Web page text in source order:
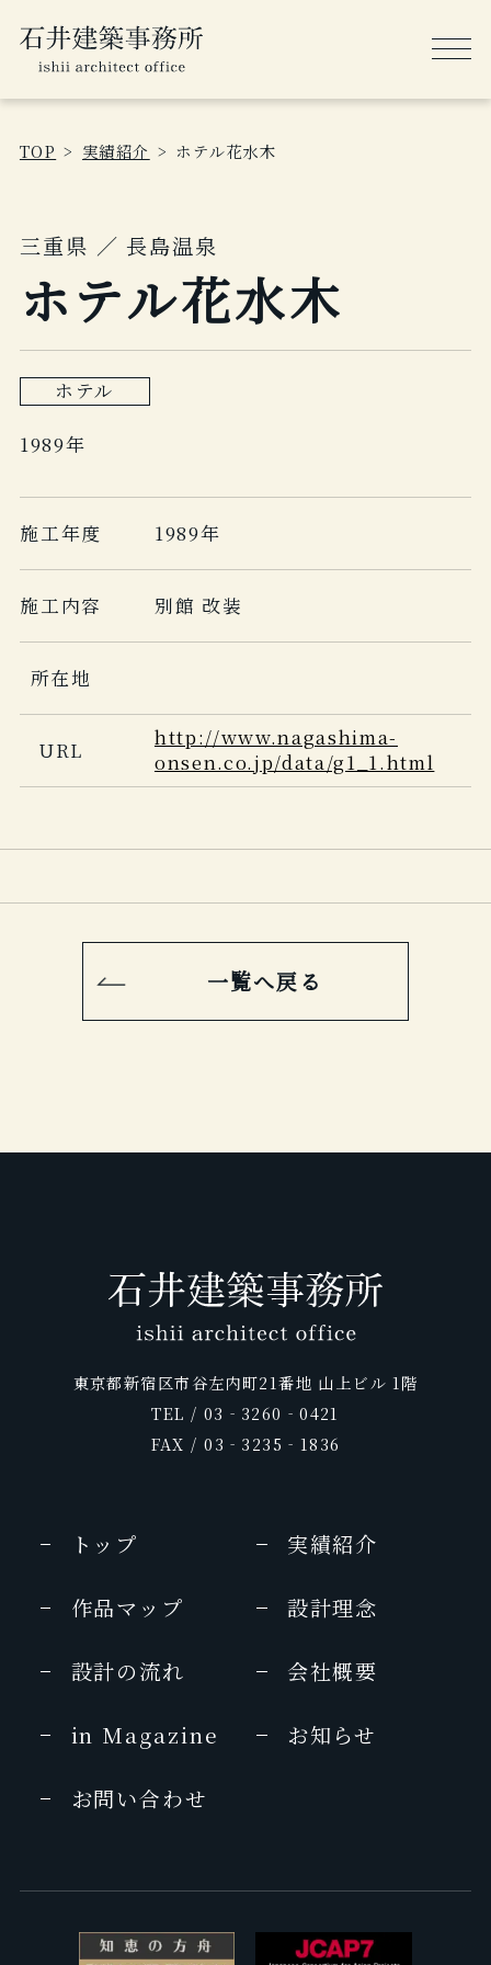
TOP 実績紹介 ホテル花水木
三重県 ／ 長島温泉
ホテル花水木
ホテル
1989年
施工年度 1989年
施工内容 別館 改装
所在地
URL
http://www.nagashima-
onsen.co.jp/data/g1_1.html
一覧へ戻る
東京都新宿区市谷左内町21番地 山上ビル 1階
TEL / 03‐3260‐0421
FAX / 03‐3235‐1836
トップ 実績紹介
作品マップ 設計理念
設計の流れ 会社概要
in Magazine お知らせ
お問い合わせ